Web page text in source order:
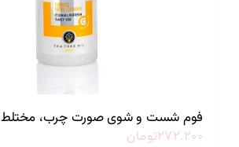
فوم شست و شوی صورت چرب، مختلط
۲۷۲.۲۰۰تومان